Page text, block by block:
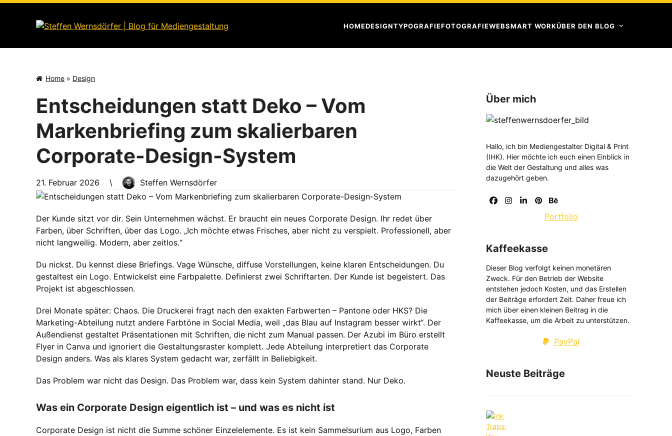
Skip
HOMEDESIGNTYPOGRAFIEFOTOGRAFIEWEBSMART WORKÜBER DEN BLOG
Home » Design
Entscheidungen statt Deko – Vom
Markenbriefing zum skalierbaren
Corporate-Design-System
21. Februar 2026 \ Steffen Wernsdörfer
Der Kunde sitzt vor dir. Sein Unternehmen wächst. Er braucht ein neues Corporate Design. Ihr redet über
Farben, über Schriften, über das Logo. „Ich möchte etwas Frisches, aber nicht zu verspielt. Professionell, aber
nicht langweilig. Modern, aber zeitlos.“
Du nickst. Du kennst diese Briefings. Vage Wünsche, diffuse Vorstellungen, keine klaren Entscheidungen. Du
gestaltest ein Logo. Entwickelst eine Farbpalette. Definierst zwei Schriftarten. Der Kunde ist begeistert. Das
Projekt ist abgeschlossen.
Drei Monate später: Chaos. Die Druckerei fragt nach den exakten Farbwerten – Pantone oder HKS? Die
Marketing-Abteilung nutzt andere Farbtöne in Social Media, weil „das Blau auf Instagram besser wirkt“. Der
Außendienst gestaltet Präsentationen mit Schriften, die nicht zum Manual passen. Der Azubi im Büro erstellt
Flyer in Canva und ignoriert die Gestaltungsraster komplett. Jede Abteilung interpretiert das Corporate
Design anders. Was als klares System gedacht war, zerfällt in Beliebigkeit.
Das Problem war nicht das Design. Das Problem war, dass kein System dahinter stand. Nur Deko.
Was ein Corporate Design eigentlich ist – und was es nicht ist
Corporate Design ist nicht die Summe schöner Einzelelemente. Es ist kein Sammelsurium aus Logo, Farben
Über mich
Hallo, ich bin Mediengestalter Digital & Print
(IHK). Hier möchte ich euch einen Einblick in
die Welt der Gestaltung und alles was
dazugehört geben.
Facebook
Instagram
LinkedIn
PinterestBehance
Portfolio
Kaffeekasse
Dieser Blog verfolgt keinen monetären
Zweck. Für den Betrieb der Website
entstehen jedoch Kosten, und das Erstellen
der Beiträge erfordert Zeit. Daher freue ich
mich über einen kleinen Beitrag in die
Kaffeekasse, um die Arbeit zu unterstützen.
PayPal
Neuste Beiträge